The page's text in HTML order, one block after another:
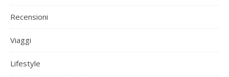
Recensioni
Viaggi
Lifestyle